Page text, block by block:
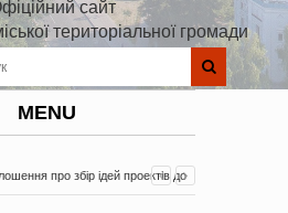
сайт
територіальної громади
MENU
про збір ідей проектів до